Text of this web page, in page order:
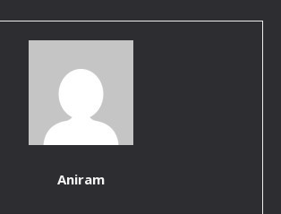
Aniram